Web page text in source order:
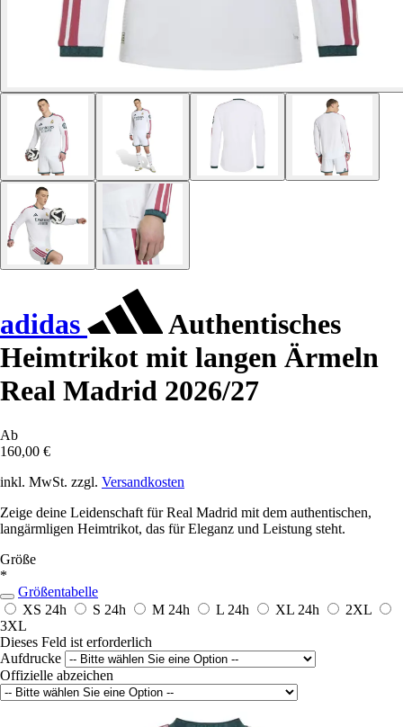
adidas
Authentisches
Heimtrikot mit langen Ärmeln
Real Madrid 2026/27
Ab
160,00 €
inkl. MwSt. zzgl. Versandkosten
Zeige deine Leidenschaft für Real Madrid mit dem authentischen,
langärmligen Heimtrikot, das für Eleganz und Leistung steht.
Größe
*
Größentabelle
XS 24h S 24h M 24h L 24h XL 24h
2XL
3XL
Dieses Feld ist erforderlich
Aufdrucke
Offizielle abzeichen